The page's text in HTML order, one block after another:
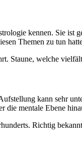
kennen. Sie
Themen zu tun
Staune, welche
kann sehr
die mentale Ebene
Richtig